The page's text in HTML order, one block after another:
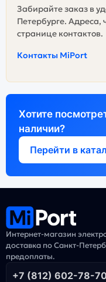
Забирайте заказ в
Петербурге.
странице контактов.
Контакты MiPort
Хотите
наличии?
Перейти в
Интернет-магазин
доставка по Санкт-
предоплаты.
+7 (812) 602-78-